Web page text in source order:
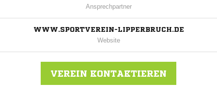
Ansprechpartner
WWW.SPORTVEREIN-LIPPERBRUCH.DE
Website
VEREIN KONTAKTIEREN